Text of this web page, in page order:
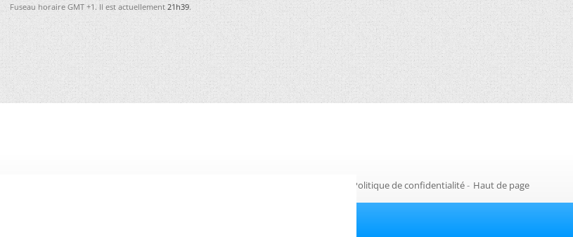
Fuseau horaire GMT +1. Il est actuellement21h39.
Politique de confidentialité- Haut de page